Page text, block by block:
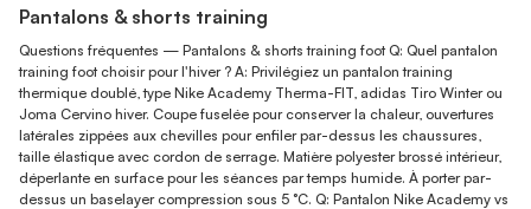
Pantalons & shorts training
Questions fréquentes — Pantalons & shorts training foot Q: Quel pantalon
training foot choisir pour l'hiver ? A: Privilégiez un pantalon training
thermique doublé, type Nike Academy Therma-FIT, adidas Tiro Winter ou
Joma Cervino hiver. Coupe fuselée pour conserver la chaleur, ouvertures
latérales zippées aux chevilles pour enfiler par-dessus les chaussures,
taille élastique avec cordon de serrage. Matière polyester brossé intérieur,
déperlante en surface pour les séances par temps humide. À porter par-
dessus un baselayer compression sous 5 °C. Q: Pantalon Nike Academy vs